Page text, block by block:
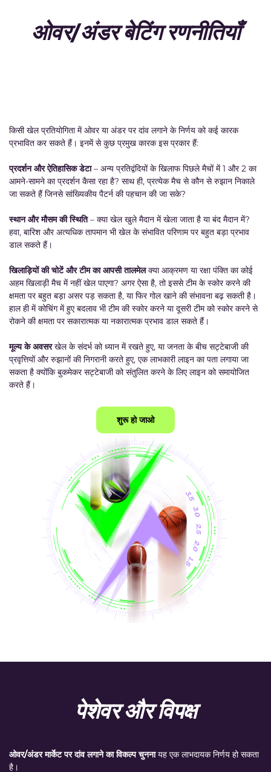
ओवर/अंडर बेटिंग रणनीतियाँ
किसी खेल प्रतियोगिता में ओवर या अंडर पर दांव लगाने के निर्णय को कई कारक
प्रभावित कर सकते हैं। इनमें से कुछ प्रमुख कारक इस प्रकार हैं:
प्रदर्शन और ऐतिहासिक डेटा– अन्य प्रतिद्वंदियों के खिलाफ पिछले मैचों में 1 और 2 का
आमने-सामने का प्रदर्शन कैसा रहा है? साथ ही, प्रत्येक मैच से कौन से रुझान निकाले
जा सकते हैं जिनसे सांख्यिकीय पैटर्न की पहचान की जा सके?
स्थान और मौसम की स्थिति– क्या खेल खुले मैदान में खेला जाता है या बंद मैदान में?
हवा, बारिश और अत्यधिक तापमान भी खेल के संभावित परिणाम पर बहुत बड़ा प्रभाव
डाल सकते हैं।
खिलाड़ियों की चोटें और टीम का आपसी तालमेलक्या आक्रमण या रक्षा पंक्ति का कोई
अहम खिलाड़ी मैच में नहीं खेल पाएगा? अगर ऐसा है, तो इससे टीम के स्कोर करने की
क्षमता पर बहुत बड़ा असर पड़ सकता है, या फिर गोल खाने की संभावना बढ़ सकती है।
हाल ही में कोचिंग में हुए बदलाव भी टीम की स्कोर करने या दूसरी टीम को स्कोर करने से
रोकने की क्षमता पर सकारात्मक या नकारात्मक प्रभाव डाल सकते हैं।
मूल्य के अवसरखेल के संदर्भ को ध्यान में रखते हुए, या जनता के बीच सट्टेबाजी की
प्रवृत्तियों और रुझानों की निगरानी करते हुए, एक लाभकारी लाइन का पता लगाया जा
सकता है क्योंकि बुकमेकर सट्टेबाजी को संतुलित करने के लिए लाइन को समायोजित
करते हैं।
शुरू हो जाओ
पेशेवर और विपक्ष
ओवर/अंडर मार्केट पर दांव लगाने का विकल्प चुननायह एक लाभदायक निर्णय हो सकता
है।